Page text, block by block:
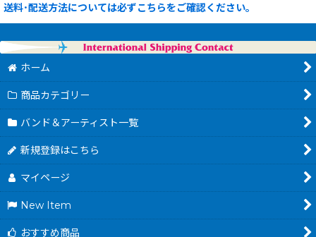
送料･配送方法については必ずこちらをご確認ください。
ホーム
商品カテゴリー
バンド＆アーティスト一覧
新規登録はこちら
マイページ
New Item
おすすめ商品